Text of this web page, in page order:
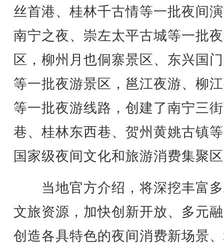
丝首港、桂林千古情等一批夜间
南宁之夜、崇左太平古城等一批
区，柳州月也侗寨景区、东兴国
等一批夜游景区，邕江夜游、柳
等一批夜游线路，创建了南宁三
巷、桂林东西巷、贺州黄姚古镇
国家级夜间文化和旅游消费集聚
当地官方介绍，将深挖丰富
文旅资源，加快创新开放、多元
创造各具特色的夜间消费新场景